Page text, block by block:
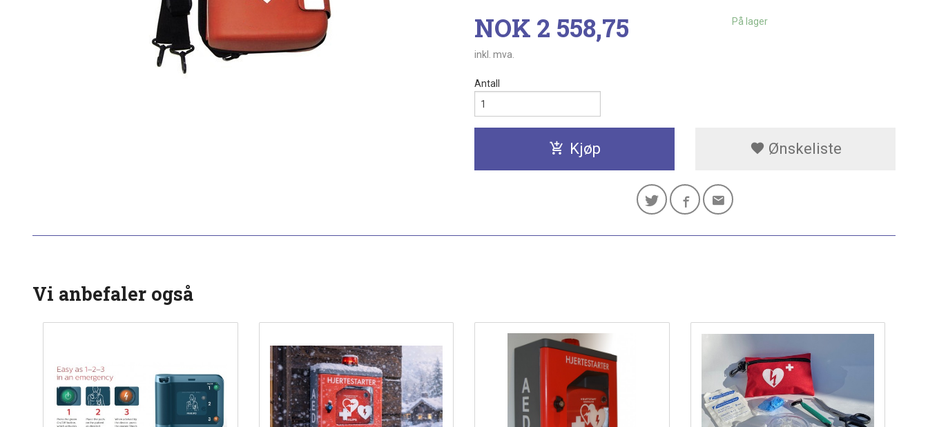
Pris
NOK 2 558,75
inkl. mva.
På lager
Antall
Kjøp Ønskeliste
Vi anbefaler også